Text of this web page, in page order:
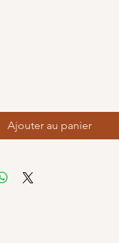
Ajouter au panier